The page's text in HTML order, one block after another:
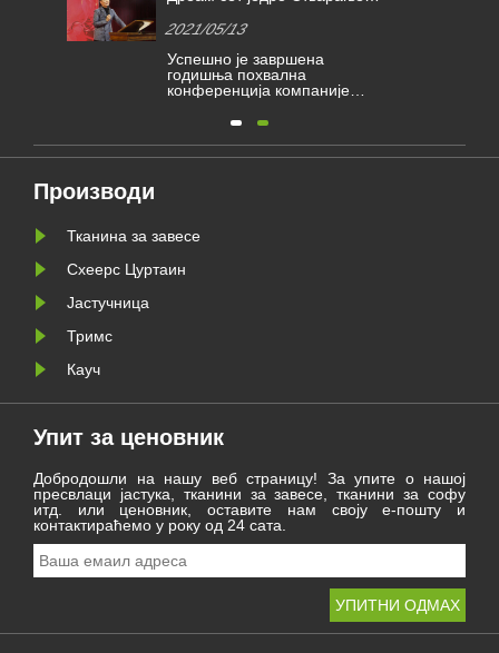
Кимберли-Цларк за признање
2020
2021/05/13
Успешно је завршена
годишња похвална
конференција компаније
Породица Јинбаили се
размотри потешкоће и
Производи
Тканина за завесе
Схеерс Цуртаин
Јастучница
Тримс
Кауч
Упит за ценовник
Добродошли на нашу веб страницу! За упите о нашој
пресвлаци јастука, тканини за завесе, тканини за софу
итд. или ценовник, оставите нам своју е-пошту и
контактираћемо у року од 24 сата.